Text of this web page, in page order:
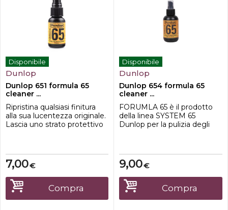
Disponibile
Dunlop
Dunlop 651 formula 65
cleaner ...
Ripristina qualsiasi finitura
alla sua lucentezza originale.
Lascia uno strato protettivo
quotidiano, bottiglietta spray.
€
7,00
Compra
Disponibile
Dunlop
Dunlop 654 formula 65
cleaner ...
FORUMLA 65 è il prodotto
della linea SYSTEM 65
Dunlop per la pulizia degli
lucentezza originaria. Lascia
un micro-strato protettivo,
resistente alla polvere.
Caratteristiche:Bottiglietta
da 118ml
€
9,00
Compra